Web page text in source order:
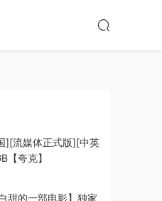
][流媒体正式版][中英
夸克】
甜的一部电影】独家